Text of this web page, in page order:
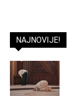
NAJNOVIJE!